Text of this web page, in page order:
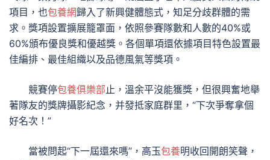
項目，也包養網歸入了新興健體態式，知足分歧群體的需
求。獎項設置擴展籠罩面，依照參賽隊數和人數的40%或
60%頒布優良獎和優越獎。各個單項還依據項目特色設置最
佳編排、最佳組織以及品德風氣等獎項。
競賽停包養俱樂部止，溫余平沒能獲獎，但很興奮地舉
著隊友的獎牌攝影紀念，并發抵家庭群里，“下次爭奪拿個
好名次！”
當被問起“下一屆還來嗎”，高玉包養明收回開朗笑聲，